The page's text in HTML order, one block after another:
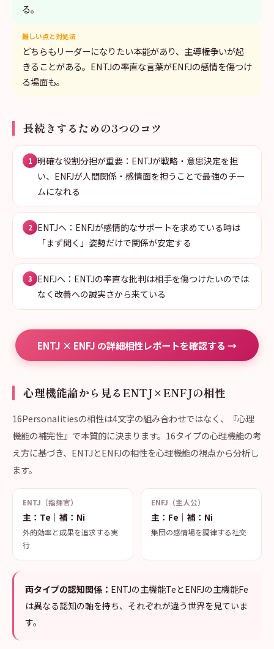
る。
難しい点と対処法
どちらもリーダーになりたい本能があり、主導権争いが起
きることがある。ENTJの率直な言葉がENFJの感情を傷つけ
る場面も。
長続きするための3つのコツ
1 明確な役割分担が重要：ENTJが戦略・意思決定を担
い、ENFJが人間関係・感情面を担うことで最強のチー
ムになれる
2 ENTJへ：ENFJが感情的なサポートを求めている時は
「まず聞く」姿勢だけで関係が安定する
3
ENFJへ：ENTJの率直な批判は相手を傷つけたいのでは
なく改善への誠実さから来ている
ENTJ × ENFJ の詳細相性レポートを確認する →
心理機能論から見るENTJ×ENFJの相性
16Personalitiesの相性は4文字の組み合わせではなく、『心理
機能の補完性』で本質的に決まります。16タイプの心理機能の考
え方に基づき、ENTJとENFJの相性を心理機能の視点から分析し
ます。
ENTJ（指揮官）
主：Te｜補：Ni
外的効率と成果を追求する実
行
ENFJ（主人公）
主：Fe｜補：Ni
集団の感情場を調律する社交
両タイプの認知関係： ENTJの主機能TeとENFJの主機能Fe
は異なる認知の軸を持ち、それぞれが違う世界を見ていま
す。